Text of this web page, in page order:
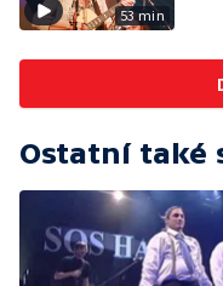
53 min
Ostatní také